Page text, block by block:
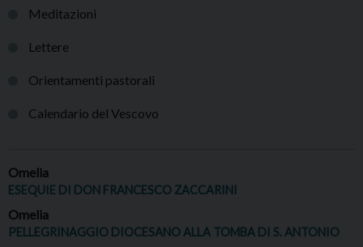
Meditazioni
Lettere
Orientamenti pastorali
Calendario del Vescovo
Omelia
ESEQUIE DI DON FRANCESCO ZACCARINI
Omelia
PELLEGRINAGGIO DIOCESANO ALLA TOMBA DI S. ANTONIO